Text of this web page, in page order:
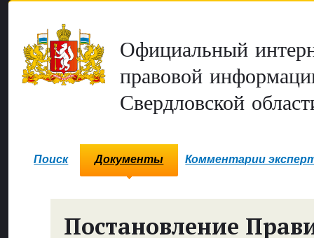
Официальный
правовой
Свердловской
Поиск Документы Комментарии
Постановление